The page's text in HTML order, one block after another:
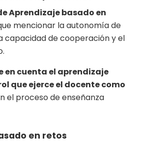
Aprendizaje basado en
mencionar la autonomía de
capacidad de cooperación y el
en cuenta el aprendizaje
que ejerce el docente como
el proceso de enseñanza
en retos